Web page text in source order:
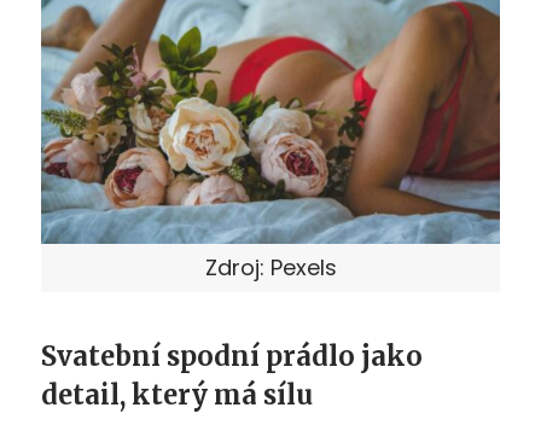
Zdroj: Pexels
Svatební spodní prádlo jako
detail, který má sílu